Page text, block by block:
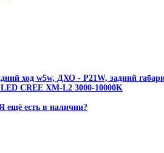
ход w5w, ДХО - P21W, задний
CREE XM-L2 3000-10000K
есть в наличии?